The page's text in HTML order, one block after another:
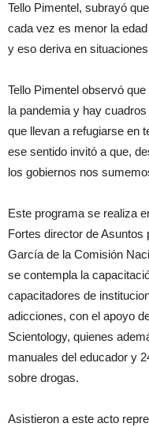
Tello Pimentel, subrayó
cada vez es menor la
y eso deriva en
Tello Pimentel observó
la pandemia y hay
que llevan a refugiarse en
ese sentido invitó a que,
los gobiernos nos
Este programa se realiza
Fortes director de
García de la Comisión
se contempla la
capacitadores de
adicciones, con el apoyo
Scientology, quienes
manuales del educador y
sobre drogas.
Asistieron a este acto